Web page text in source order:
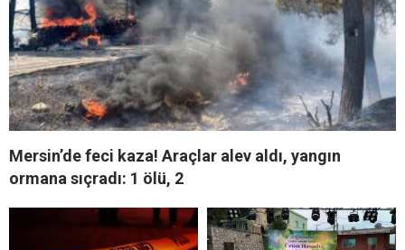
Mersin’de feci kaza! Araçlar alev aldı, yangın
ormana sıçradı: 1 ölü, 2